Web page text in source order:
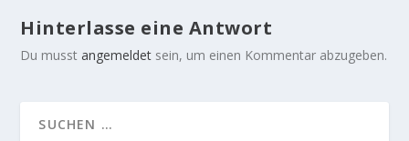
Hinterlasse eine Antwort
Du musstangemeldet sein, um einen Kommentar abzugeben.